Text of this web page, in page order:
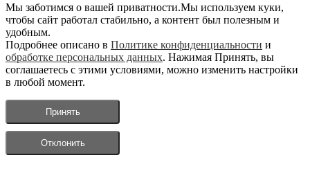
Мы заботимся о вашей приватности.Мы используем куки,
чтобы сайт работал стабильно, а контент был полезным и
удобным.
Подробнее описано в Политике конфиденциальности и
обработке персональных данных. Нажимая Принять, вы
соглашаетесь с этими условиями, можно изменить настройки
в любой момент.
Принять
Отклонить